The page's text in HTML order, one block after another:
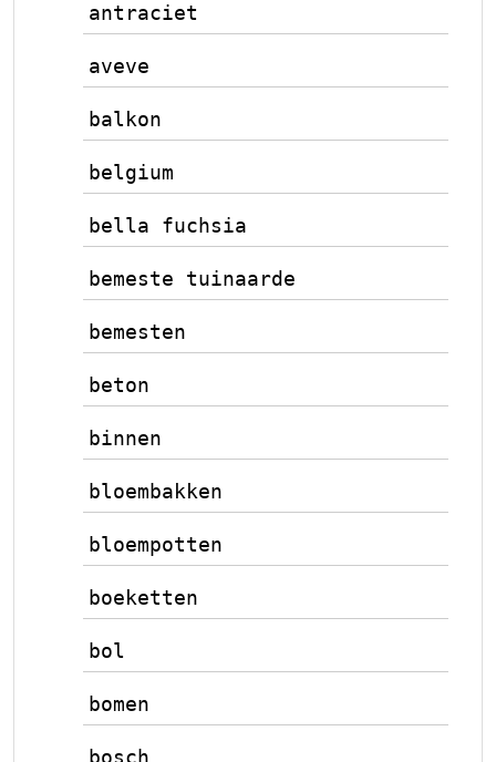
antraciet
aveve
balkon
belgium
bella fuchsia
bemeste tuinaarde
bemesten
beton
binnen
bloembakken
bloempotten
boeketten
bol
bomen
bosch